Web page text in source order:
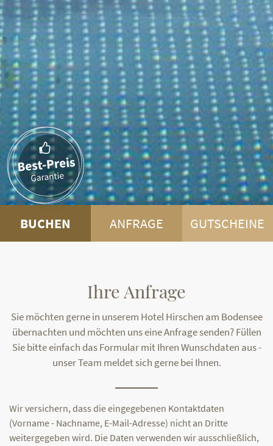
BUCHEN ANFRAGE GUTSCHEINE
Ihre Anfrage
Sie möchten gerne in unserem Hotel Hirschen am Bodensee
übernachten und möchten uns eine Anfrage senden? Füllen
Sie bitte einfach das Formular mit Ihren Wunschdaten aus -
unser Team meldet sich gerne bei Ihnen.
Wir versichern, dass die eingegebenen Kontaktdaten
(Vorname - Nachname, E-Mail-Adresse) nicht an Dritte
weitergegeben wird. Die Daten verwenden wir ausschließlich,